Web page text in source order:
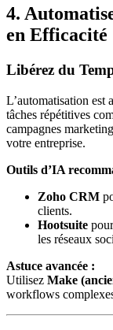
4.
en Efficacité
Libérez du
L’automatisation
tâches répétitives
campagnes
votre entreprise.
Outils d’IA
Zoho CRM
clients.
Hootsuite
les réseaux
Astuce avancée :
Utilisez Make
workflows